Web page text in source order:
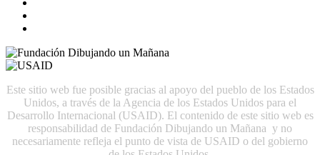
Este sitio web fue posible gracias al apoyo del pueblo de los Estados
Unidos, a través de la Agencia de los Estados Unidos para el
Desarrollo Internacional (USAID). El contenido de este sitio web es
responsabilidad de Fundación Dibujando un Mañana y no
necesariamente refleja el punto de vista de USAID o del gobierno